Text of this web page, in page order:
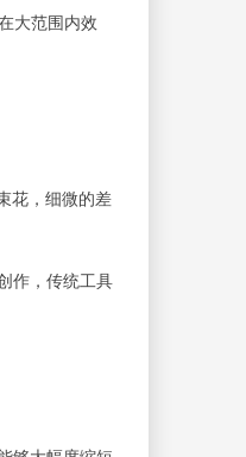
大范围内效
花，细微的差
作，传统工具